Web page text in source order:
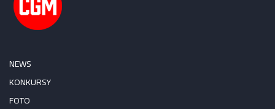
NEWS
KONKURSY
FOTO